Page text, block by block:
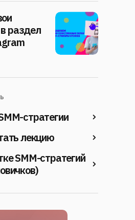
раздел
стратегии
лекцию
SMM-стратегий